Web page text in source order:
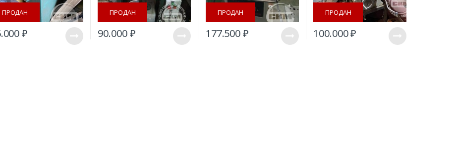
ПРОДАН
₽
ПРОДАН
90.000₽
ПРОДАН
177.500₽
ПРОДАН
100.000₽